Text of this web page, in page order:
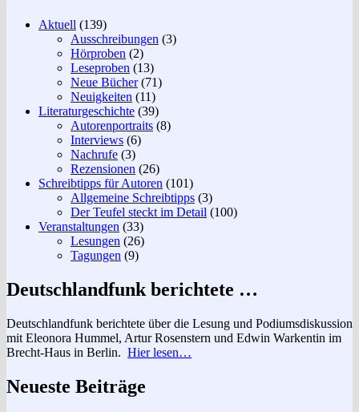
Aktuell (139)
Ausschreibungen (3)
Hörproben (2)
Leseproben (13)
Neue Bücher(71)
Neuigkeiten (11)
Literaturgeschichte (39)
Autorenportraits (8)
Interviews (6)
Nachrufe (3)
Rezensionen (26)
Schreibtipps für Autoren (101)
Allgemeine Schreibtipps (3)
Der Teufel steckt im Detail (100)
Veranstaltungen (33)
Lesungen (26)
Tagungen (9)
Deutschlandfunk berichtete …
Deutschlandfunk berichtete über die Lesung und Podiumsdiskussion
mit Eleonora Hummel, Artur Rosenstern und Edwin Warkentin im
Brecht-Haus in Berlin. Hier lesen…
Neueste Beiträge